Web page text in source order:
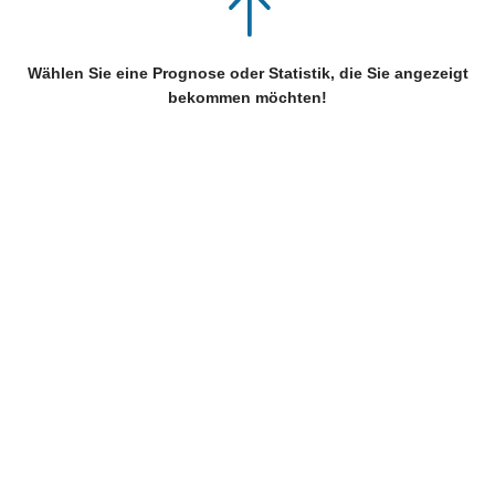
Wählen Sie eine Prognose oder Statistik, die Sie angezeigt
bekommen möchten!